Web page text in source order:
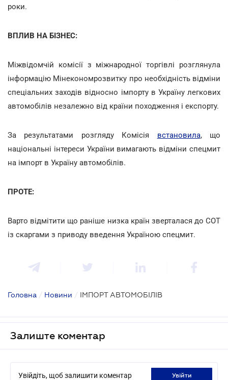
роки.
ВПЛИВ НА БІЗНЕС:
Міжвідомчій комісії з міжнародної торгівлі розглянула
інформацію Мінекономрозвитку про необхідність відміни
спеціальних заходів відносно імпорту в Україну легкових
автомобілів незалежно від країни походження і експорту.
За результатами розгляду Комісія встановила, що
національні інтереси України вимагають відміни спецмит
на імпорт в Україну автомобілів.
ПРОТЕ:
Варто відмітити що раніше низка країн зверталася до СОТ
із скаргами з приводу введення Україною спецмит.
Головна / Новини / ІМПОРТ АВТОМОБІЛІВ
Залиште коментар
Увійдіть, щоб залишити коментар увійти